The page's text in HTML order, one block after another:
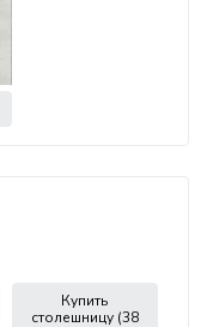
Купить
столешницу (38